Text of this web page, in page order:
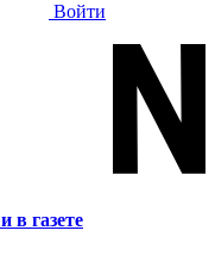
Войти
и в газете